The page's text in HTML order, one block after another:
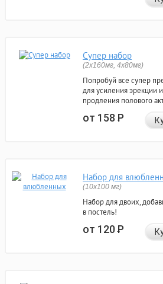
Супер набор
(2х160мг, 4х80мг)
Попробуй все супер
для усиления эрекции и
продления полового
от 158Р
Набор для
(10х100 мг)
Набор для двоих,
в постель!
от 120Р